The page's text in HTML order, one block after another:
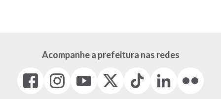
Acompanhe a prefeitura nas redes
Facebook
(link
Instagram
(link
(link
(Antigo
Tiktok
(link
LinkedIn
(link
(link